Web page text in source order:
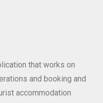
that works on
and booking and
accommodation